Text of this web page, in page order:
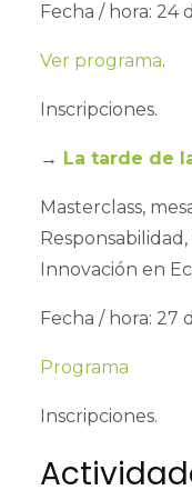
Fecha / hora: 24
Ver programa.
Inscripciones.
→ La tarde de
Masterclass,
Innovación en
Fecha / hora: 27
Programa
Inscripciones.